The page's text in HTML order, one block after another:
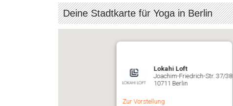
Deine Stadtkarte für Yoga in Berlin
Lokahi Loft
Joachim-Friedrich-Str. 37/38
10711 Berlin
Zur Vorstellung